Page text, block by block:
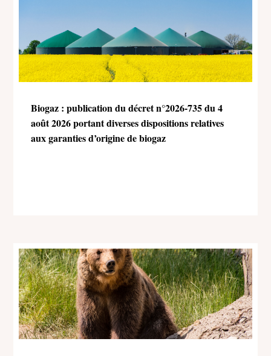
Biogaz : publication du décret n°2026-735 du 4
août 2026 portant diverses dispositions relatives
aux garanties d’origine de biogaz